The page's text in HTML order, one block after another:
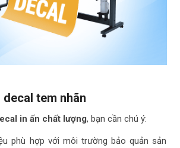
decal tem nhãn
in ấn chất lượng, bạn cần chú ý:
phù hợp với môi trường bảo quản sản